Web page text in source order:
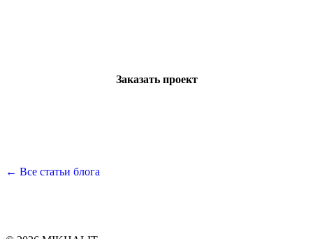
Заказать проект
← Все статьи блога